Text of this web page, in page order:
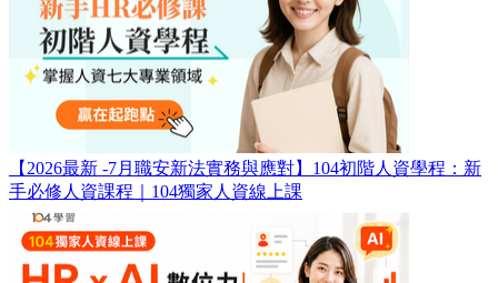
【2026最新 -7月職安新法實務與應對】104初階人資學程：新
手必修人資課程｜104獨家人資線上課